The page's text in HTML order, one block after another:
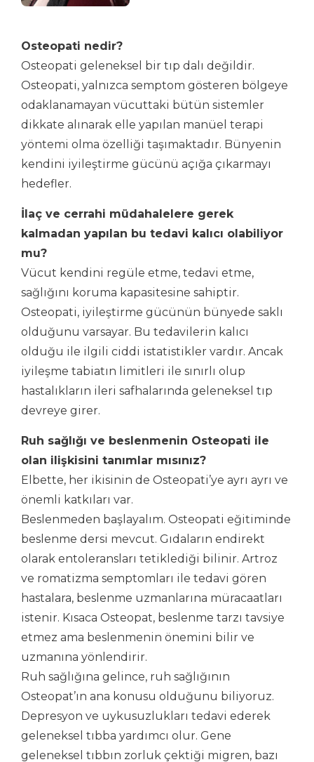
Osteopati nedir?
Osteopati geleneksel bir tıp dalı değildir.
Osteopati, yalnızca semptom gösteren bölgeye
odaklanamayan vücuttaki bütün sistemler
dikkate alınarak elle yapılan manüel terapi
yöntemi olma özelliği taşımaktadır. Bünyenin
kendini iyileştirme gücünü açığa çıkarmayı
hedefler.
İlaç ve cerrahi müdahalelere gerek
kalmadan yapılan bu tedavi kalıcı olabiliyor
mu?
Vücut kendini regüle etme, tedavi etme,
sağlığını koruma kapasitesine sahiptir.
Osteopati, iyileştirme gücünün bünyede saklı
olduğunu varsayar. Bu tedavilerin kalıcı
olduğu ile ilgili ciddi istatistikler vardır. Ancak
iyileşme tabiatın limitleri ile sınırlı olup
hastalıkların ileri safhalarında geleneksel tıp
devreye girer.
Ruh sağlığı ve beslenmenin Osteopati ile
olan ilişkisini tanımlar mısınız?
Elbette, her ikisinin de Osteopati’ye ayrı ayrı ve
önemli katkıları var.
Beslenmeden başlayalım. Osteopati eğitiminde
beslenme dersi mevcut. Gıdaların endirekt
olarak entoleransları tetiklediği bilinir. Artroz
ve romatizma semptomları ile tedavi gören
hastalara, beslenme uzmanlarına müracaatları
istenir. Kısaca Osteopat, beslenme tarzı tavsiye
etmez ama beslenmenin önemini bilir ve
uzmanına yönlendirir.
Ruh sağlığına gelince, ruh sağlığının
Osteopat’ın ana konusu olduğunu biliyoruz.
Depresyon ve uykusuzlukları tedavi ederek
geleneksel tıbba yardımcı olur. Gene
geleneksel tıbbın zorluk çektiği migren, bazı